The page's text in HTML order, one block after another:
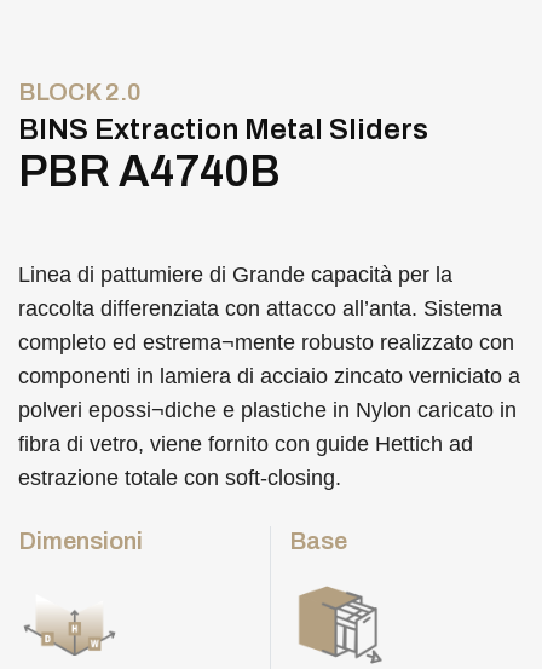
BLOCK 2.0
BINS Extraction Metal Sliders
PBR A4740B
Linea di pattumiere di Grande capacità per la
raccolta differenziata con attacco all’anta. Sistema
completo ed estrema¬mente robusto realizzato con
componenti in lamiera di acciaio zincato verniciato a
polveri epossi¬diche e plastiche in Nylon caricato in
fibra di vetro, viene fornito con guide Hettich ad
estrazione totale con soft-closing.
Dimensioni Base